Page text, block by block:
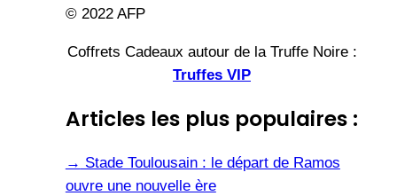
© 2022 AFP
Coffrets Cadeaux autour de la Truffe Noire :
Truffes VIP
Articles les plus populaires :
→ Stade Toulousain : le départ de Ramos
ouvre une nouvelle ère